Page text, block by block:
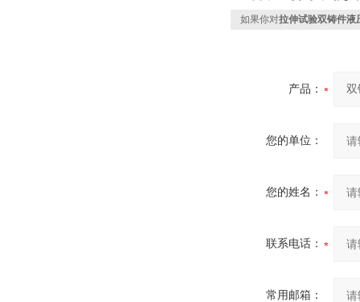
如果你对拉伸试验双铸件液
产品：
您的单位：
您的姓名：
联系电话：
常用邮箱：